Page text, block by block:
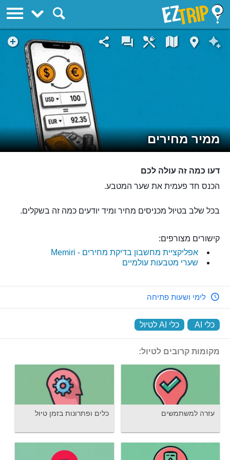
ממיר מחירים
דעו כמה זה עולה לכם
הכנס חד פעמית את שער המטבע.
בכל שלב בטיול מכניסים מחיר ומיד יודעים כמה זה בשקלים.
קישורים מצורפים:
אפליקציית מחשבון בדיקת מחירים - Memiri
שערי מטבעות עולמיים
לימי ושעות פתיחה
כלי AI כלי AI לטיול
מקומות קרובים לטיול:
עזרה למשתמשים כלים ופתרונות בזמן טיול
EZTrip